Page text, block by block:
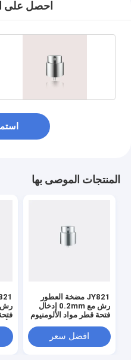
احصل على
المنتجات الموصى بها
JY821 مضخة العطور
رش مع 0.2mm إدخال
فتحة قطر مواد الألومنيوم
افضل سعر